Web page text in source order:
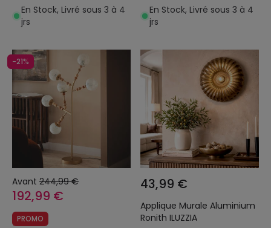
En Stock, Livré sous 3 à 4
jrs
En Stock, Livré sous 3 à 4
jrs
-21%
Avant 244,99 €
192,99 €
PROMO
43,99 €
Applique Murale Aluminium
Ronith ILUZZIA